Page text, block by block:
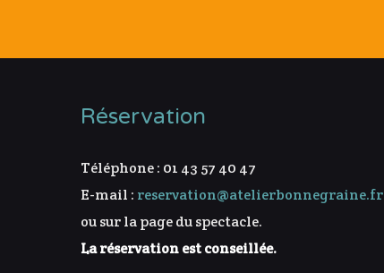
Réservation
Téléphone : 01 43 57 40 47
E-mail : reservation@atelierbonnegraine.fr
ou sur la page du spectacle.
La réservation est conseillée.